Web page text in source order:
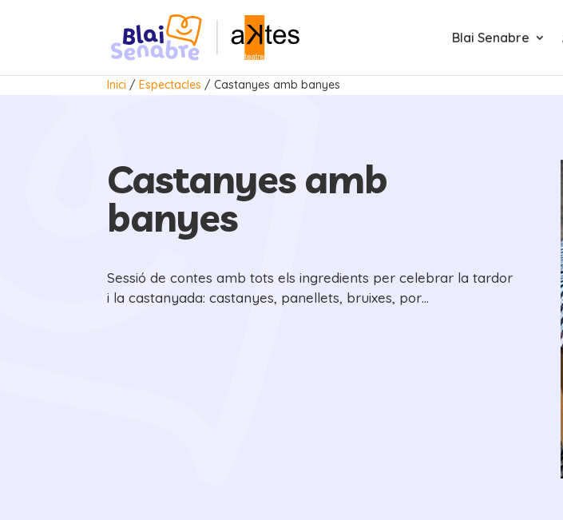
Blai Senabre
Inici /Espectacles /Castanyes amb banyes
Castanyes amb
banyes
Sessió de contes amb tots els ingredients per celebrar la tardor
i la castanyada: castanyes, panellets, bruixes, por…